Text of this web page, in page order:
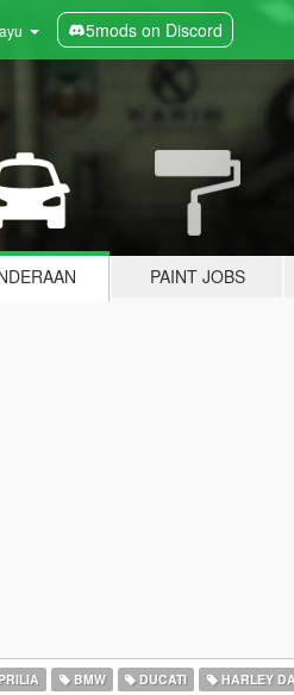
5mods on Discord
PAINT JOBS
BMW DUCATI HARLEY